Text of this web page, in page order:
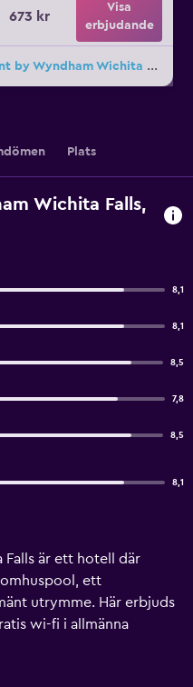
673 kr
Visa
erbjudande
26 till erbjudanden för Baymont by Wyndham Wichita Falls
Plats
Wichita Falls,
8,1
8,1
8,5
7,8
8,5
8,1
är ett hotell där
ett
utrymme. Här erbjuds
wi-fi i allmänna
gratis mottagning.
utrymme, business-